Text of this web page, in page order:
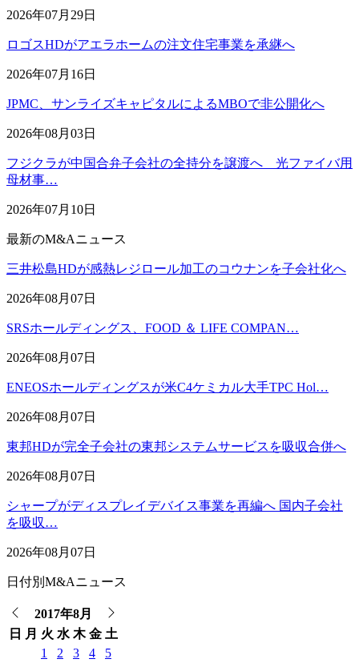
2026年07月29日
ロゴスHDがアエラホームの注文住宅事業を承継へ
2026年07月16日
JPMC、サンライズキャピタルによるMBOで非公開化へ
2026年08月03日
フジクラが中国合弁子会社の全持分を譲渡へ 光ファイバ用
母材事…
2026年07月10日
最新のM&Aニュース
三井松島HDが感熱レジロール加工のコウナンを子会社化へ
2026年08月07日
SRSホールディングス、FOOD ＆ LIFE COMPAN…
2026年08月07日
ENEOSホールディングスが米C4ケミカル大手TPC Hol…
2026年08月07日
東邦HDが完全子会社の東邦システムサービスを吸収合併へ
2026年08月07日
シャープがディスプレイデバイス事業を再編へ 国内子会社
を吸収…
2026年08月07日
日付別M&Aニュース
2017年8月
日 月 火 水 木 金 土
1
2 3 4
5